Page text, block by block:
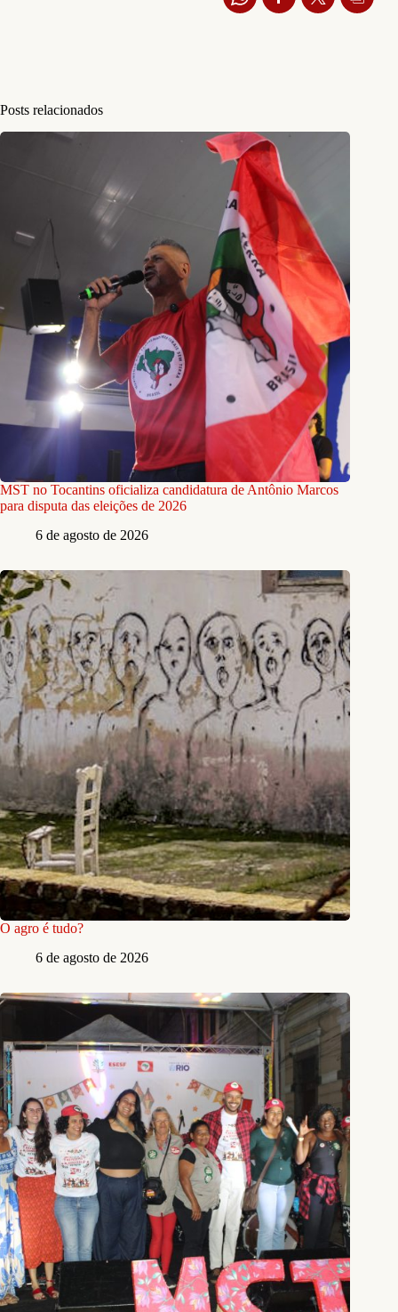
Posts relacionados
MST no Tocantins oficializa candidatura de Antônio Marcos
para disputa das eleições de 2026
6 de agosto de 2026
O agro é tudo?
6 de agosto de 2026